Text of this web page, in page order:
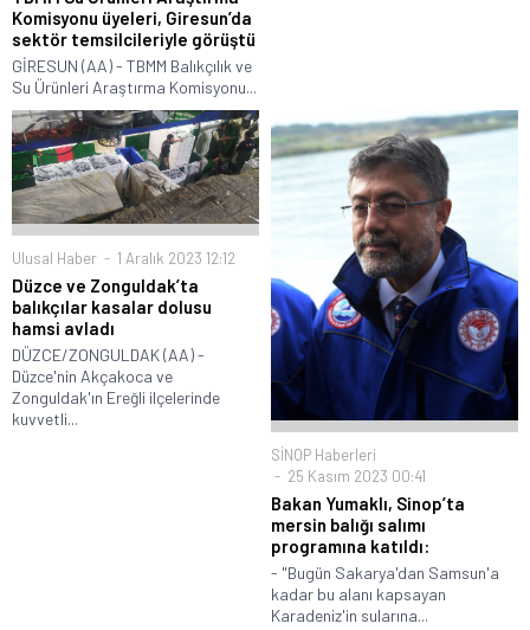
Komisyonu üyeleri, Giresun’da
sektör temsilcileriyle görüştü
GİRESUN (AA) - TBMM Balıkçılık ve
Su Ürünleri Araştırma Komisyonu...
Ulusal Haber 1 Aralık 2023 12:12
Düzce ve Zonguldak’ta
balıkçılar kasalar dolusu
hamsi avladı
DÜZCE/ZONGULDAK (AA) -
Düzce'nin Akçakoca ve
Zonguldak'ın Ereğli ilçelerinde
kuvvetli...
SİNOP Haberleri
25 Kasım 2023 00:41
Bakan Yumaklı, Sinop’ta
mersin balığı salımı
programına katıldı:
- "Bugün Sakarya'dan Samsun'a
kadar bu alanı kapsayan
Karadeniz'in sularına...